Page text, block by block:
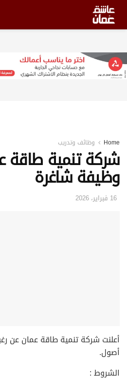
Home وظائف وتدريب
شركة تنمية طاقة
وظيفة شاغرة
16 فبراير، 2026
أعلنت شركة تنمية طاقة عمان عن
أصول.
الشروط :